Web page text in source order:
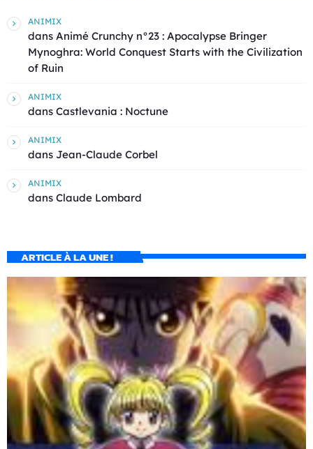
ANIMIX
dans Animé Crunchy n°23 : Apocalypse Bringer
Mynoghra: World Conquest Starts with the Civilization
of Ruin
ANIMIX
dans Castlevania : Noctune
ANIMIX
dans Jean-Claude Corbel
ANIMIX
dans Claude Lombard
ARTICLE À LA UNE !